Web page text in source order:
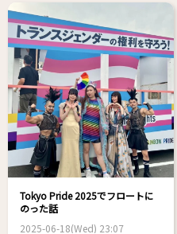
Tokyo Pride 2025でフロートに
のった話
2025-06-18(Wed) 23:07